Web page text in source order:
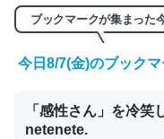
くらい。小説でいう「
ど、短期記憶という
ブックマークが集まった
今日8/7(金)のブック
「感性さん」を冷笑
netenete.